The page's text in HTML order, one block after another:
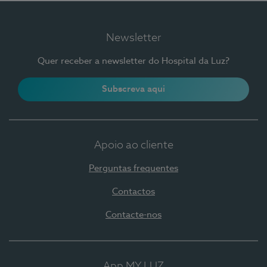
Newsletter
Quer receber a newsletter do Hospital da Luz?
Subscreva aqui
Apoio ao cliente
Perguntas frequentes
Contactos
Contacte-nos